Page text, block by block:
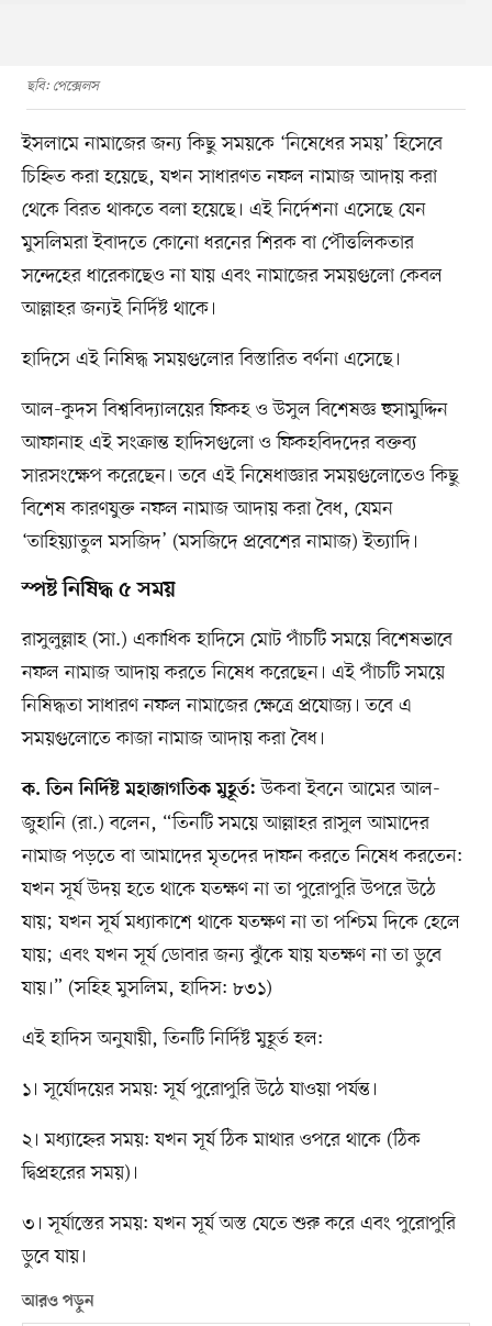
ছবি: পেক্সেলস
ইসলামে নামাজের জন্য কিছু সময়কে ‘নিষেধের সময়’ হিসেবে
চিহ্নিত করা হয়েছে, যখন সাধারণত নফল নামাজ আদায় করা
থেকে বিরত থাকতে বলা হয়েছে। এই নির্দেশনা এসেছে যেন
মুসলিমরা ইবাদতে কোনো ধরনের শিরক বা পৌত্তলিকতার
সন্দেহের ধারেকাছেও না যায় এবং নামাজের সময়গুলো কেবল
আল্লাহর জন্যই নির্দিষ্ট থাকে।
হাদিসে এই নিষিদ্ধ সময়গুলোর বিস্তারিত বর্ণনা এসেছে।
আল-কুদস বিশ্ববিদ্যালয়ের ফিকহ ও উসুল বিশেষজ্ঞ হুসামুদ্দিন
আফানাহ এই সংক্রান্ত হাদিসগুলো ও ফিকহবিদদের বক্তব্য
সারসংক্ষেপ করেছেন। তবে এই নিষেধাজ্ঞার সময়গুলোতেও কিছু
বিশেষ কারণযুক্ত নফল নামাজ আদায় করা বৈধ, যেমন
‘তাহিয়্যাতুল মসজিদ’ (মসজিদে প্রবেশের নামাজ) ইত্যাদি।
স্পষ্ট নিষিদ্ধ ৫ সময়
রাসুলুল্লাহ (সা.) একাধিক হাদিসে মোট পাঁচটি সময়ে বিশেষভাবে
নফল নামাজ আদায় করতে নিষেধ করেছেন। এই পাঁচটি সময়ে
নিষিদ্ধতা সাধারণ নফল নামাজের ক্ষেত্রে প্রযোজ্য। তবে এ
সময়গুলোতে কাজা নামাজ আদায় করা বৈধ।
ক. তিন নির্দিষ্ট মহাজাগতিক মুহূর্ত:উকবা ইবনে আমের আল-
জুহানি (রা.) বলেন, “তিনটি সময়ে আল্লাহর রাসুল আমাদের
নামাজ পড়তে বা আমাদের মৃতদের দাফন করতে নিষেধ করতেন:
যখন সূর্য উদয় হতে থাকে যতক্ষণ না তা পুরোপুরি উপরে উঠে
যায়; যখন সূর্য মধ্যাকাশে থাকে যতক্ষণ না তা পশ্চিম দিকে হেলে
যায়; এবং যখন সূর্য ডোবার জন্য ঝুঁকে যায় যতক্ষণ না তা ডুবে
যায়।” (সহিহ মুসলিম, হাদিস: ৮৩১)
এই হাদিস অনুযায়ী, তিনটি নির্দিষ্ট মুহূর্ত হল:
১। সূর্যোদয়ের সময়: সূর্য পুরোপুরি উঠে যাওয়া পর্যন্ত।
২। মধ্যাহ্নের সময়: যখন সূর্য ঠিক মাথার ওপরে থাকে (ঠিক
দ্বিপ্রহরের সময়)।
৩। সূর্যাস্তের সময়: যখন সূর্য অস্ত যেতে শুরু করে এবং পুরোপুরি
ডুবে যায়।
আরও পড়ুন